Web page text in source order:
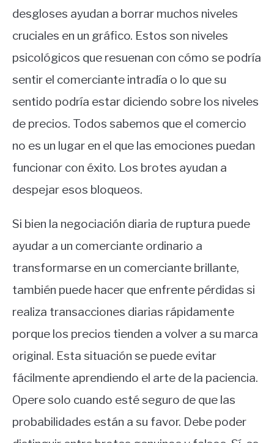
desgloses ayudan a borrar muchos niveles
cruciales en un gráfico. Estos son niveles
psicológicos que resuenan con cómo se podría
sentir el comerciante intradía o lo que su
sentido podría estar diciendo sobre los niveles
de precios. Todos sabemos que el comercio
no es un lugar en el que las emociones puedan
funcionar con éxito. Los brotes ayudan a
despejar esos bloqueos.
Si bien la negociación diaria de ruptura puede
ayudar a un comerciante ordinario a
transformarse en un comerciante brillante,
también puede hacer que enfrente pérdidas si
realiza transacciones diarias rápidamente
porque los precios tienden a volver a su marca
original. Esta situación se puede evitar
fácilmente aprendiendo el arte de la paciencia.
Opere solo cuando esté seguro de que las
probabilidades están a su favor. Debe poder